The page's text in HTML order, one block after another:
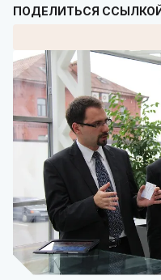
ПОДЕЛИТЬСЯ